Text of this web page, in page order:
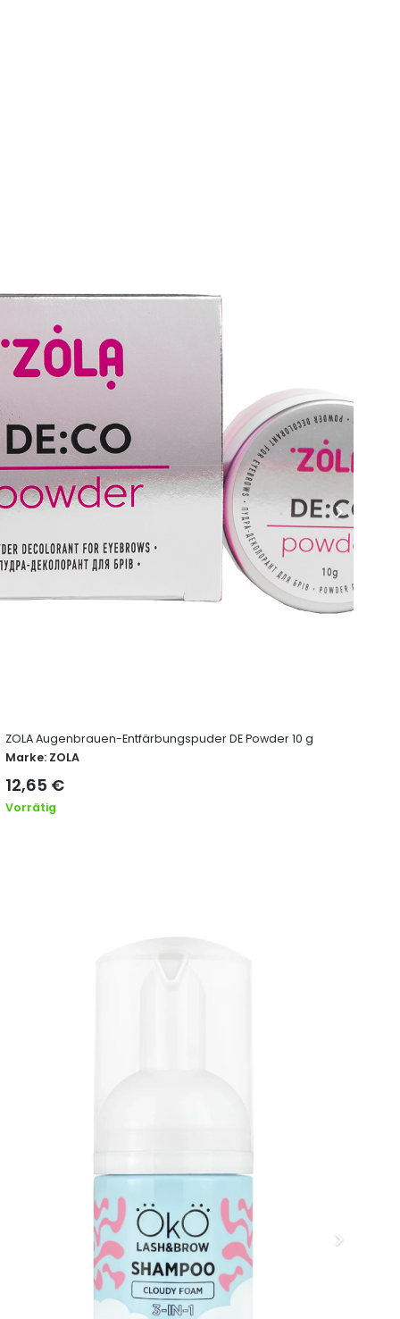
ZOLA Augenbrauen-Entfärbungspuder DE Powder 10 g
Marke: ZOLA
12,65 €
Vorrätig